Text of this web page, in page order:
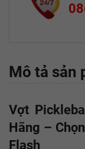
Mô tả sản
Vợt
Hãng –
Flash